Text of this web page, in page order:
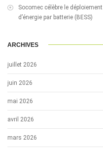
Socomec célèbre le
d’énergie par batterie (BESS)
ARCHIVES
juillet 2026
juin 2026
mai 2026
avril 2026
mars 2026